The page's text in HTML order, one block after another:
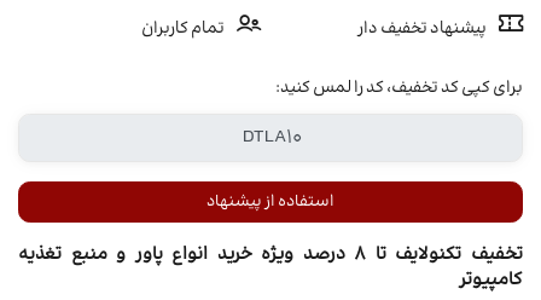
پیشنهاد تخفیف دار
تمام کاربران
برای کپی کد تخفیف، کد را لمس کنید:
استفاده از پیشنهاد
تخفیف تکنولایف تا 8 درصد ویژه خرید انواع پاور و منبع تغذیه
کامپیوتر